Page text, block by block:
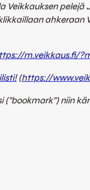
Veikkauksen
m.veikkaus.fi/
(https://
niin